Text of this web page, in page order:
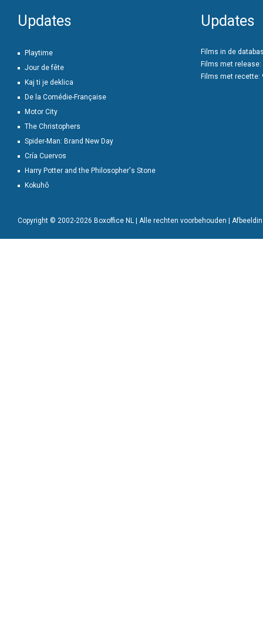
Updates
Playtime
Jour de fête
Kaj ti je deklica
De la Comédie-Française
Motor City
The Christophers
Spider-Man: Brand New Day
Cría Cuervos
Harry Potter and the Philosopher's Stone
Kokuhô
Updates
Films in de
Films met release:
Films met recette:
Copyright © 2002-2026 Boxoffice NL | Alle rechten voorbehouden |